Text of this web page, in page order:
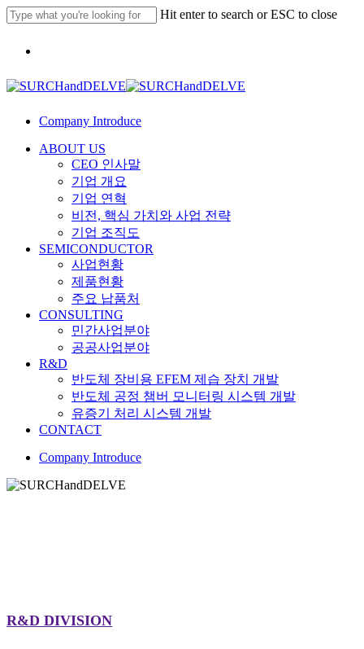
Skip
to
content
Hit enter to search or ESC to close
Close
Company Introduce
Menu
ABOUT US
CEO 인사말
기업 개요
기업 연혁
비전, 핵심 가치와 사업 전략
기업 조직도
SEMICONDUCTOR
사업현황
제품현황
주요 납품처
CONSULTING
민간사업분야
공공사업분야
R&D
반도체 장비용 EFEM 제습 장치 개발
반도체 공정 챔버 모니터링 시스템 개발
유증기 처리 시스템 개발
CONTACT
Company Introduce
R&D DIVISION